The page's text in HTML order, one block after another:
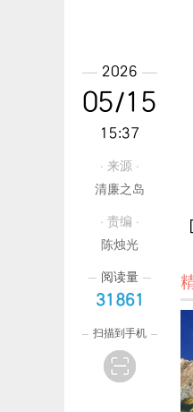
2026
05/15
15:37
· 来源 ·
清廉之岛
· 责编 ·
陈烛光
阅读量
31861
扫描到手机